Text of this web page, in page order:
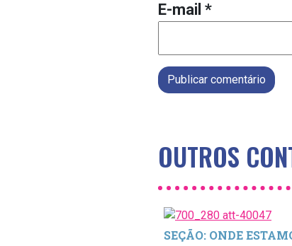
E-mail *
Publicar comentário
OUTROS
SEÇÃO: ONDE